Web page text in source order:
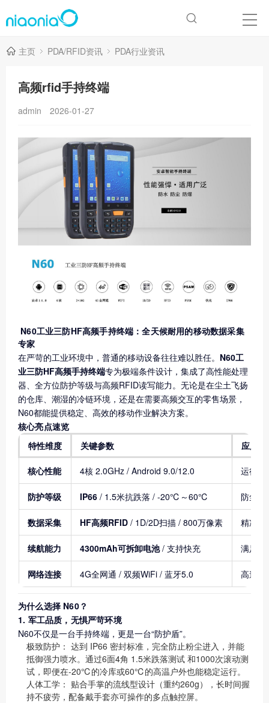
主页 PDA/RFID资讯 PDA行业资讯
高频rfid手持终端
admin 2026-01-27
N60工业三防HF高频手持终端：全天候耐用的移动数据采集
专家
在严苛的工业环境中，普通的移动设备往往难以胜任。 N60工
业三防HF高频手持终端专为极端条件设计，集成了高性能处理
器、全方位防护等级与高频RFID读写能力。无论是在尘土飞扬
的仓库、潮湿的冷链环境，还是在需要高频交互的零售场景，
N60都能提供稳定、高效的移动作业解决方案。
核心亮点速览
特性维度
关键参数 应用价
核心性能 4核 2.0GHz / Android 9.0/12.0 运行流
防护等级 IP66 / 1.5米抗跌落 / -20℃～60℃ 防尘防
数据采集 HF高频RFID / 1D/2D扫描 / 800万像素 精准识
续航能力 4300mAh可拆卸电池/ 支持快充 满足全
网络连接 4G全网通 / 双频WiFi / 蓝牙5.0 高速数
为什么选择 N60？
1. 军工品质，无惧严苛环境
N60不仅是一台手持终端，更是一台“防护盾”。
极致防护： 达到 IP66 密封标准，完全防止粉尘进入，并能
抵御强力喷水。通过6面4角 1.5米跌落测试 和1000次滚动测
试，即便在-20℃的冷库或60℃的高温户外也能稳定运行。
人体工学： 贴合手掌的流线型设计（重约260g），长时间握
持不疲劳，配备戴手套亦可操作的多点触控屏。